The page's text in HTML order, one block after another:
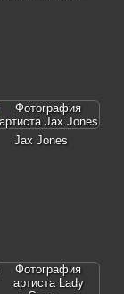
Jax Jones